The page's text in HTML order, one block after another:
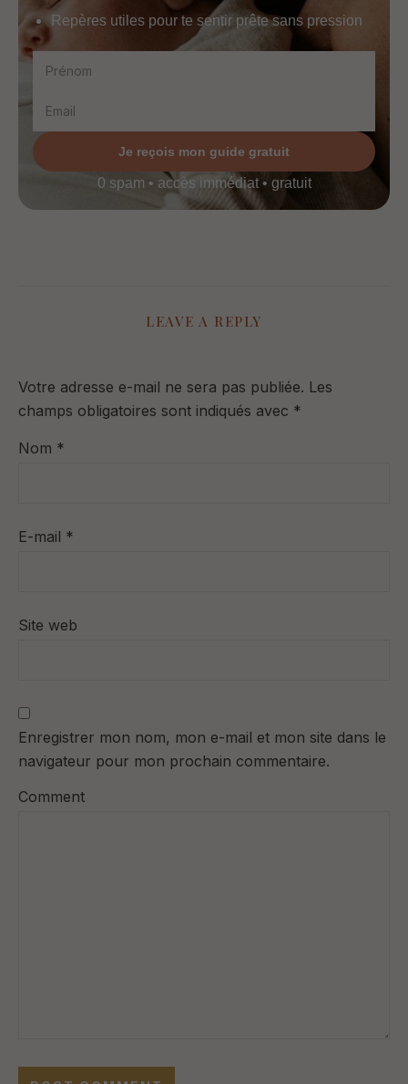
Repères utiles pour te sentir prête sans pression
Je reçois mon guide gratuit
0 spam • accès immédiat • gratuit
LEAVE A REPLY
Votre adresse e-mail ne sera pas publiée. Les
champs obligatoires sont indiqués avec *
Nom *
E-mail *
Site web
Enregistrer mon nom, mon e-mail et mon site dans le
navigateur pour mon prochain commentaire.
Comment